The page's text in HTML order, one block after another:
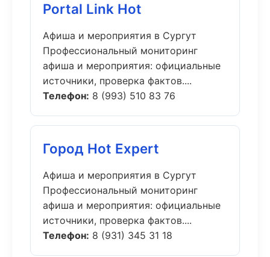
Portal Link Hot
Афиша и мероприятия в Сургут
Профессиональный мониторинг
афиша и мероприятия: официальные
источники, проверка фактов....
Телефон: 8 (993) 510 83 76
Город Hot Expert
Афиша и мероприятия в Сургут
Профессиональный мониторинг
афиша и мероприятия: официальные
источники, проверка фактов....
Телефон: 8 (931) 345 31 18